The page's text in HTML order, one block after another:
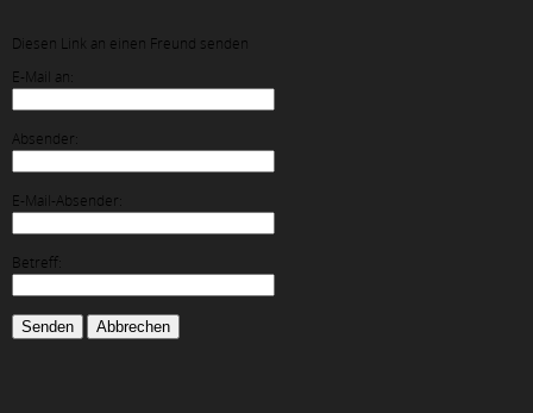
Diesen Link an einen Freund senden
E-Mail an:
Absender:
E-Mail-Absender:
Betreff:
Senden Abbrechen